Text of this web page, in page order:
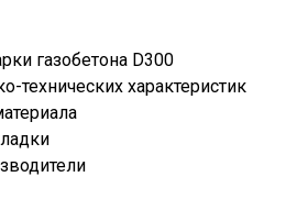
газобетона D300
технических характеристик